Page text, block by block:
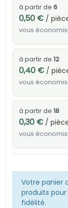
à partir de 6
0,50 €/
vous
à partir de 12
0,40 €/
vous
à partir de 18
0,30 €/
vous
Votre panier
produits
fidélité.